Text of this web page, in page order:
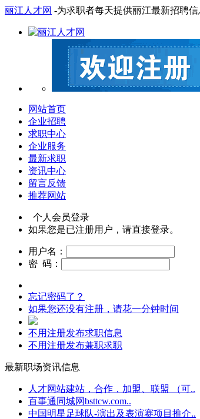
丽江人才网 -为求职者每天提供丽江最新招聘信
网站首页
企业招聘
求职中心
企业服务
最新求职
资讯中心
留言反馈
推荐网站
个人会员登录
如果您是已注册用户，请直接登录。
用户名：
密 码：
忘记密码了？
如果您还没有注册，请花一分钟时间
不用注册发布求职信息
不用注册发布兼职求职
最新职场资讯信息
人才网站建站，合作，加盟、联盟 （可..
百事通同城网bsttcw.com..
中国明星足球队-演出及表演赛项目推介..